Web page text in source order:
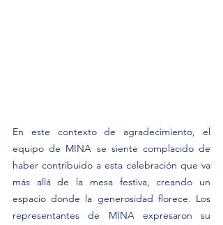
En este contexto de agradecimiento, el
equipo de MINA se siente complacido de
haber contribuido a esta celebración que va
más allá de la mesa festiva, creando un
espacio donde la generosidad florece. Los
representantes de MINA expresaron su